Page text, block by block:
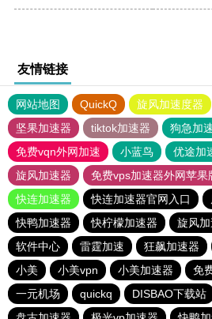
友情链接
网站地图 QuickQ 旋风加速度器
坚果加速器
tiktok加速器
狗急加
免费vqn外网加速
小蓝鸟 优途加
旋风加速器
免费vps加速器外网苹果
快连加速器
快连加速器官网入口
快鸭加速器
快柠檬加速器 旋风
软件中心
雷霆加速 狂飙加速器
小美
小美vpn 小美加速器
免
一元机场
quickq DISBAO下载站